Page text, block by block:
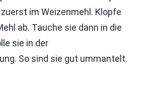
im Weizenmehl. Klopfe
ab. Tauche sie dann in die
sie in der
So sind sie gut ummantelt.